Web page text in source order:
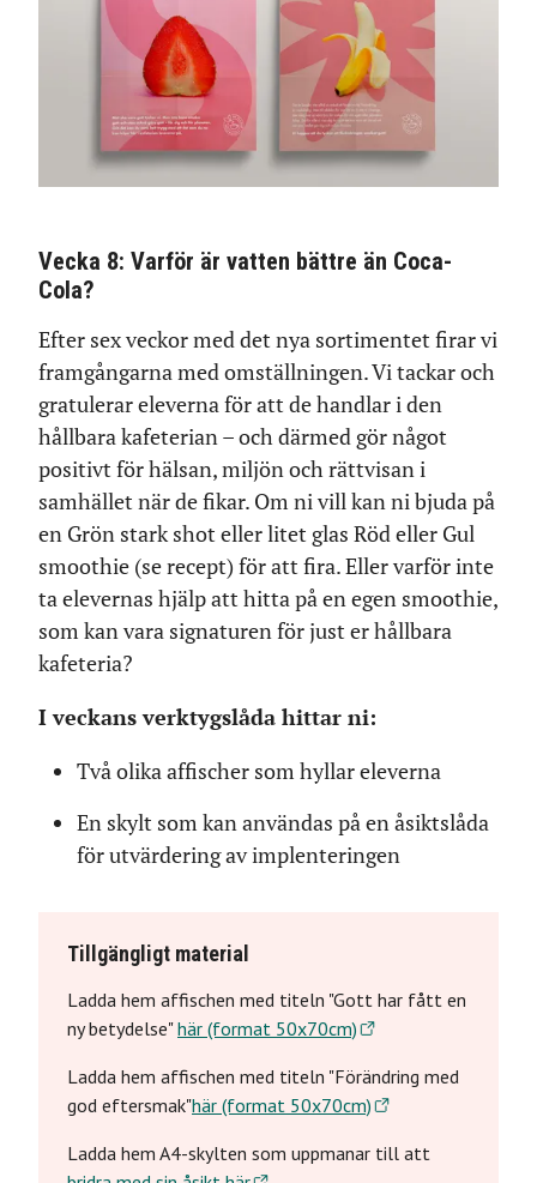
Vecka 8: Varför är vatten bättre än Coca-
Cola?
Efter sex veckor med det nya sortimentet firar vi
framgångarna med omställningen. Vi tackar och
gratulerar eleverna för att de handlar i den
hållbara kafeterian – och därmed gör något
positivt för hälsan, miljön och rättvisan i
samhället när de fikar. Om ni vill kan ni bjuda på
en Grön stark shot eller litet glas Röd eller Gul
smoothie (se recept) för att fira. Eller varför inte
ta elevernas hjälp att hitta på en egen smoothie,
som kan vara signaturen för just er hållbara
kafeteria?
I veckans verktygslåda hittar ni:
Två olika affischer som hyllar eleverna
En skylt som kan användas på en åsiktslåda
för utvärdering av implenteringen
Tillgängligt material
Ladda hem affischen med titeln "Gott har fått en
ny betydelse"här (format 50x70cm)
Ladda hem affischen med titeln "Förändring med
god eftersmak"här (format 50x70cm)
Ladda hem A4-skylten som uppmanar till att